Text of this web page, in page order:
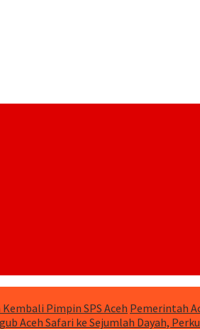
Pimpin SPS Aceh Pemerintah
Aceh Safari ke Sejumlah Dayah,